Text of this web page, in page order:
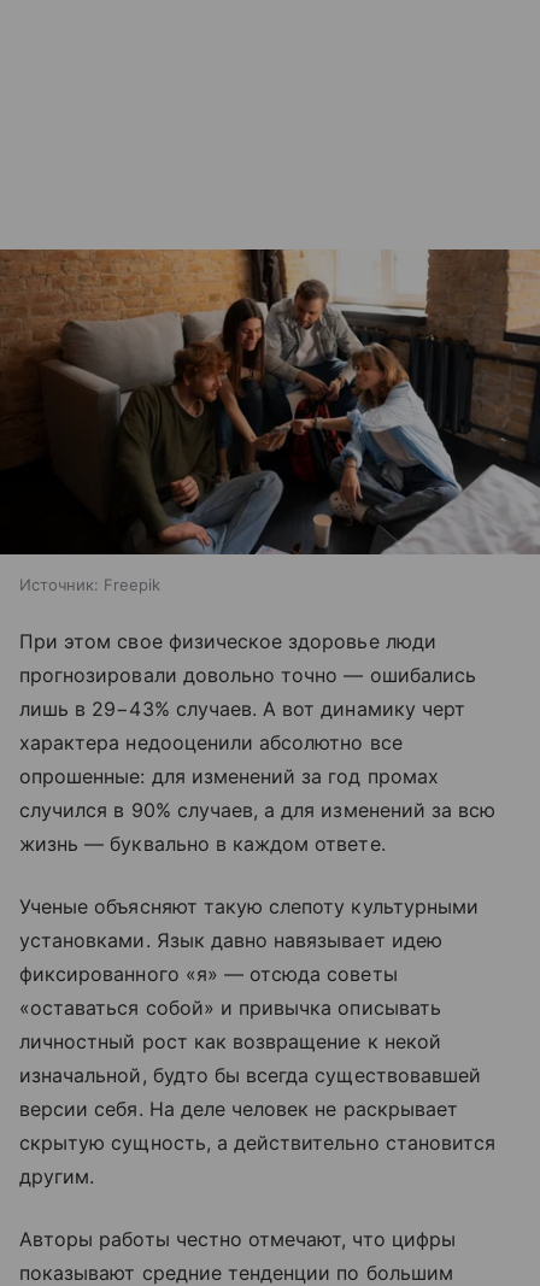
Источник: Freepik
При этом свое физическое здоровье люди
прогнозировали довольно точно — ошибались
лишь в 29−43% случаев. А вот динамику черт
характера недооценили абсолютно все
опрошенные: для изменений за год промах
случился в 90% случаев, а для изменений за всю
жизнь — буквально в каждом ответе.
Ученые объясняют такую слепоту культурными
установками. Язык давно навязывает идею
фиксированного «я» — отсюда советы
«оставаться собой» и привычка описывать
личностный рост как возвращение к некой
изначальной, будто бы всегда существовавшей
версии себя. На деле человек не раскрывает
скрытую сущность, а действительно становится
другим.
Авторы работы честно отмечают, что цифры
показывают средние тенденции по большим